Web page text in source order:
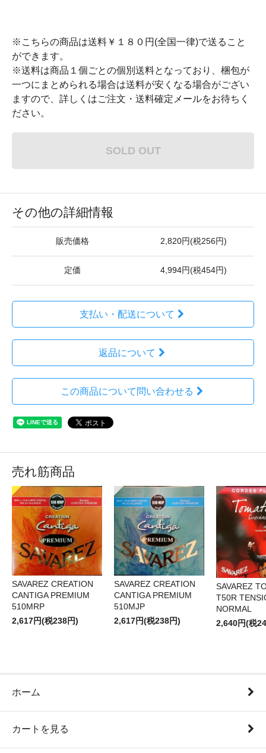
※こちらの商品は送料￥１８０円(全国一律)で送ること
ができます。
※送料は商品１個ごとの個別送料となっており、梱包が
一つにまとめられる場合は送料が安くなる場合がござい
ますので、詳しくはご注文・送料確定メールをお待ちく
ださい。
SOLD OUT
その他の詳細情報
販売価格 2,820円(税256円)
定価 4,994円(税454円)
支払い・配送について
返品について
この商品について問い合わせる
売れ筋商品
SAVAREZ CREATION
CANTIGA PREMIUM
510MRP
2,617円(税238円)
SAVAREZ CREATION
CANTIGA PREMIUM
510MJP
2,617円(税238円)
SAVAREZ
T50R
NORMAL
2,640円(税
ホーム
カートを見る